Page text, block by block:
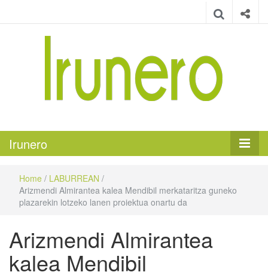
Irunero
Home / LABURREAN /
Arizmendi Almirantea kalea Mendibil merkataritza guneko
plazarekin lotzeko lanen proiektua onartu da
Arizmendi Almirantea
kalea Mendibil